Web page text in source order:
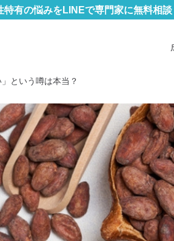
特有の悩みをLINEで専門家に無料相
という噂は本当？